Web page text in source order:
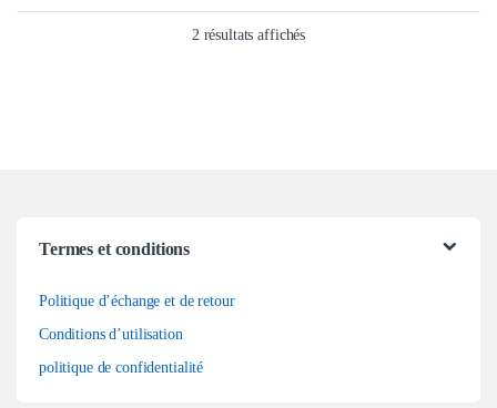
2 résultats affichésTrié du plus récent au plus
Termes et conditions
Politique d’échange et de retour
Conditions d’utilisation
politique de confidentialité